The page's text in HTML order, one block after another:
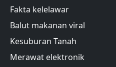
Fakta kelelawar
Balut makanan viral
Kesuburan Tanah
Merawat elektronik